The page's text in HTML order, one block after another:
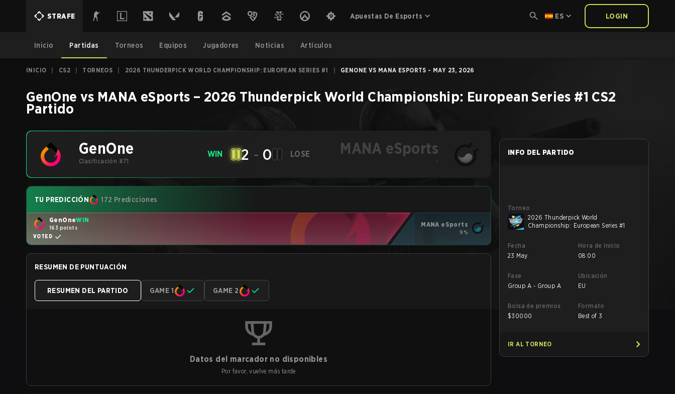
STRAFE Apuestas De Esports ES LOGIN
Inicio Partidas Torneos Equipos Jugadores Noticias Artículos
INICIO CS2 TORNEOS 2026 THUNDERPICK WORLD CHAMPIONSHIP: EUROPEAN SERIES #1 GENONE VS MANA ESPORTS - MAY 23, 2026
GenOne vs MANA eSports – 2026 Thunderpick World Championship: European Series #1 CS2
Partido
GenOne
Clasificación #71
WIN 2 - 0 LOSE MANA eSports
-
TU PREDICCIÓN 172 Predicciones
GenOneWIN
163 points
VOTED
MANA eSports
9%
RESUMEN DE PUNTUACIÓN
RESUMEN DEL PARTIDO GAME 1 GAME 2
Datos del marcador no disponibles
Por favor, vuelve más tarde
INFO DEL PARTIDO
Torneo
2026 Thunderpick World
Championship: European Series #1
Fecha
23 May
Hora de inicio
08:00
Fase
Group A - Group A
Ubicación
EU
Bolsa de premios
$30000
Formato
Best of 3
IR AL TORNEO